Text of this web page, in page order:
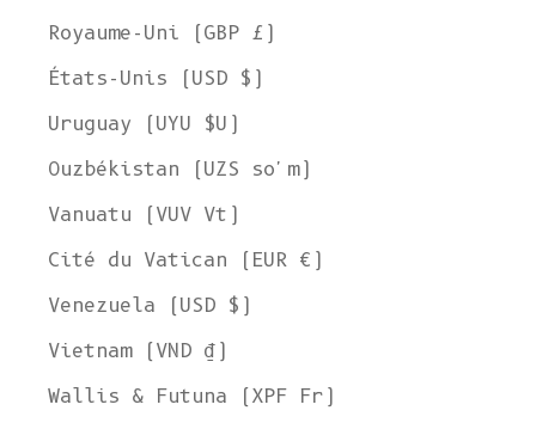
Royaume-Uni (GBP £)
États-Unis (USD $)
Uruguay (UYU $U)
Ouzbékistan (UZS so'm)
Vanuatu (VUV Vt)
Cité du Vatican (EUR €)
Venezuela (USD $)
Vietnam (VND ₫)
Wallis & Futuna (XPF Fr)